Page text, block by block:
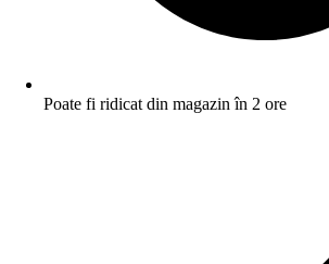
Poate fi ridicat din magazin în 2 ore